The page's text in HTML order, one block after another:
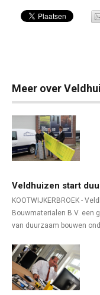
Meer over
Veldhuizen start
KOOTWIJKERBROEK -
Bouwmaterialen B.V. een
van duurzaam bouwen